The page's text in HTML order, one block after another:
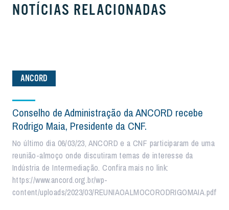
NOTÍCIAS RELACIONADAS
ANCORD
Conselho de Administração da ANCORD recebe
Rodrigo Maia, Presidente da CNF.
No último dia 06/03/23, ANCORD e a CNF participaram de uma
reunião-almoço onde discutiram temas de interesse da
Indústria de Intermediação. Confira mais no link:
https://www.ancord.org.br/wp-
content/uploads/2023/03/REUNIAOALMOCORODRIGOMAIA.pdf